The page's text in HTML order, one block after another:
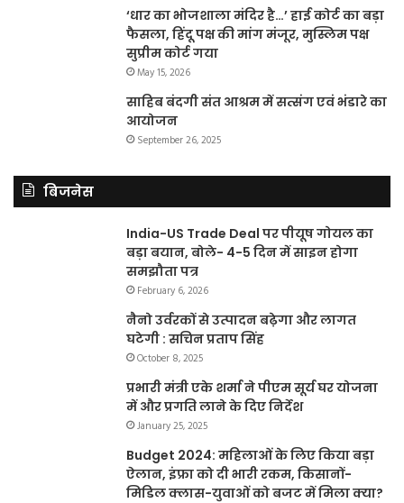
‘धार का भोजशाला मंदिर है…’ हाई कोर्ट का बड़ा
फैसला, हिंदू पक्ष की मांग मंजूर, मुस्लिम पक्ष
सुप्रीम कोर्ट गया
May 15, 2026
साहिब बंदगी संत आश्रम में सत्संग एवं भंडारे का
आयोजन
September 26, 2025
बिजनेस
India-US Trade Deal पर पीयूष गोयल का
बड़ा बयान, बोले- 4-5 दिन में साइन होगा
समझौता पत्र
February 6, 2026
नैनो उर्वरकों से उत्पादन बढ़ेगा और लागत
घटेगी : सचिन प्रताप सिंह
October 8, 2025
प्रभारी मंत्री एके शर्मा ने पीएम सूर्य घर योजना
में और प्रगति लाने के दिए निर्देश
January 25, 2025
Budget 2024: महिलाओं के लिए किया बड़ा
ऐलान, इंफ्रा को दी भारी रकम, किसानों-
मिडिल क्लास-युवाओं को बजट में मिला क्या?